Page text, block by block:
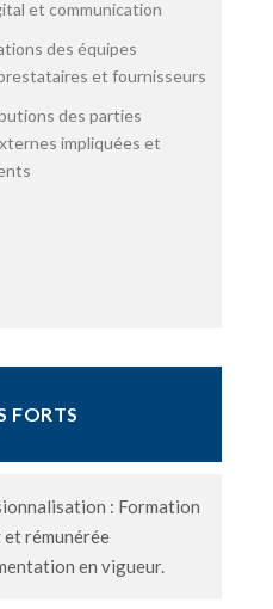
et communication
des équipes
et fournisseurs
des parties
impliquées et
FORTS
: Formation
rémunérée
en vigueur.